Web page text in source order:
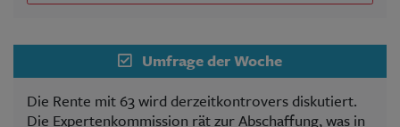
Umfrage der Woche
Die Rente mit 63 wird derzeitkontrovers diskutiert.
Die Expertenkommission rät zur Abschaffung, was in